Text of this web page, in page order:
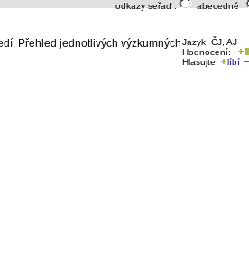
odkazy seřaď : abecedně
Jazyk: ČJ, AJ
Hodnocení:
Hlasujte:
líbí
Přehled jednotlivých výzkumných